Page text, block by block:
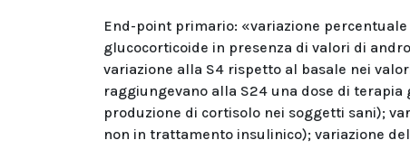
End-point primario: «variazione
glucocorticoide in presenza di valori di
variazione alla S4 rispetto al basale nei
raggiungevano alla S24 una dose di
produzione di cortisolo nei soggetti sani);
non in trattamento insulinico); variazione